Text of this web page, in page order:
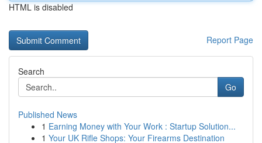
HTML is disabled
Report Page
Search
Go
Published News
1 Earning Money with Your Work : Startup Solution...
1 Your UK Rifle Shops: Your Firearms Destination